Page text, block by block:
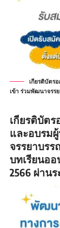
เกียรติบัตร
เข้า ร่วมพัฒนาจรร
เกียรติบัต
และอบรม
จรรยาบร
บทเรียนอ
2566 ผ่านร